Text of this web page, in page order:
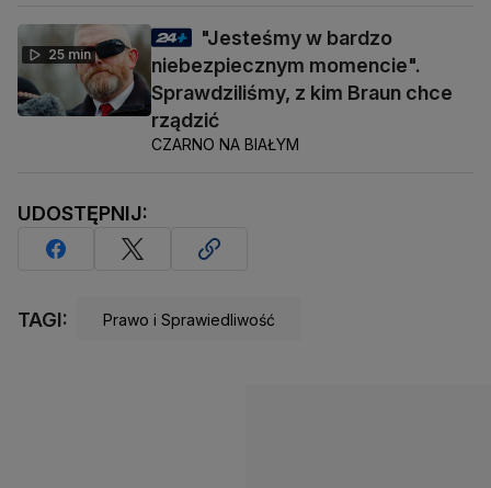
25 min
"Jesteśmy w bardzo
niebezpiecznym momencie".
Sprawdziliśmy, z kim Braun chce
rządzić
CZARNO NA BIAŁYM
UDOSTĘPNIJ:
TAGI: Prawo i Sprawiedliwość